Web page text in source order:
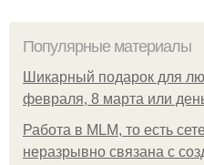
Популярные материалы
Шикарный подарок для
февраля, 8 марта или
Работа в MLM, то есть
неразрывно связана с